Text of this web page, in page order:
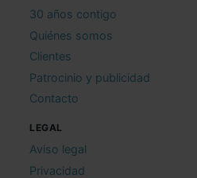
30 años contigo
Quiénes somos
Clientes
Patrocinio y publicidad
Contacto
LEGAL
Aviso legal
Privacidad